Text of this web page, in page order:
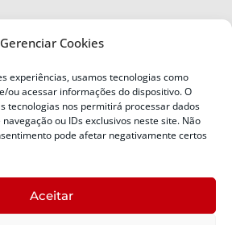
Gerenciar Cookies
experiências, usamos tecnologias como
ou acessar informações do dispositivo. O
tecnologias nos permitirá processar dados
ou IDs exclusivos neste site. Não
pode afetar negativamente certos
Aceitar
de Santa Catarina
SC